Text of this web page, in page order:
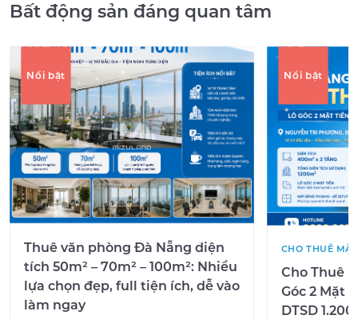
Bất động sản đáng quan tâm
Nổi bật
Thuê văn phòng Đà Nẵng diện
tích 50m² – 70m² – 100m²: Nhiều
lựa chọn đẹp, full tiện ích, dễ vào
làm ngay
Nổi bật
CHO THUÊ
Cho Thuê
Góc 2 Mặt
DTSD